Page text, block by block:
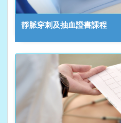
靜脈穿刺及抽血證書課程